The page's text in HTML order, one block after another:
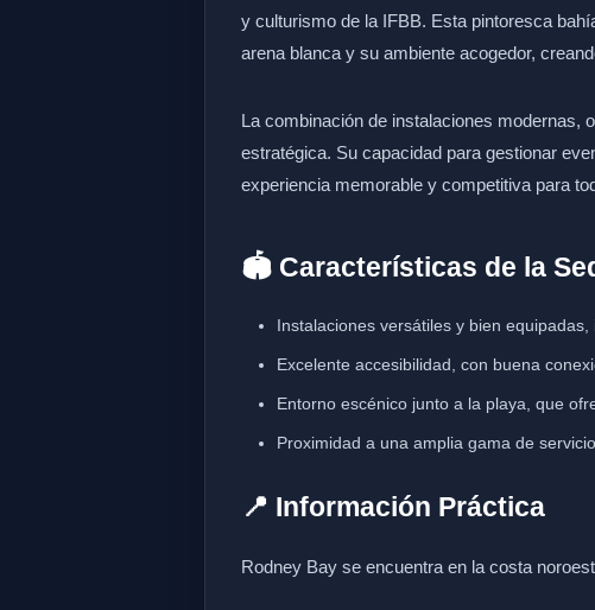
y culturismo de la IFBB. Esta pintoresca
arena blanca y su ambiente acogedor,
La combinación de instalaciones modernas,
estratégica. Su capacidad para gestionar
experiencia memorable y competitiva para
🏟️ Características de la
Instalaciones versátiles y bien
Excelente accesibilidad, con buena
Entorno escénico junto a la playa, que
Proximidad a una amplia gama de
📍 Información Práctica
Rodney Bay se encuentra en la costa